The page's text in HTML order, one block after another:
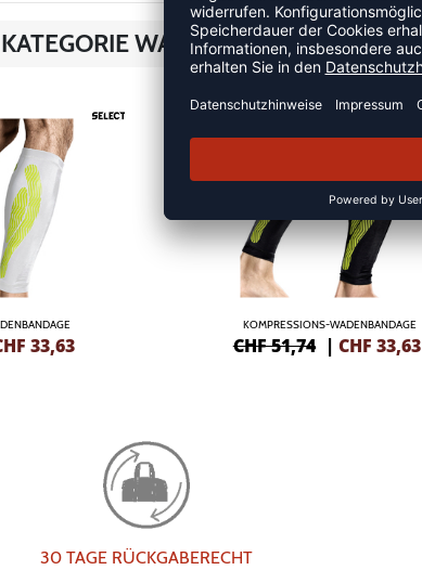
WADENBANDAGEN
33,63
SALE
KOMPRESSIONS-WADENBANDAGE
CHF 51,74 | CHF 33,63
30 TAGE RÜCKGABERECHT